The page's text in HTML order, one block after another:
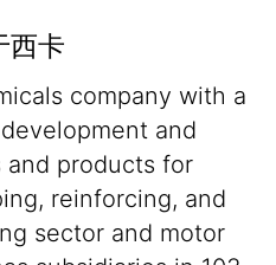
西卡
company with a
and
products for
reinforcing, and
sector and motor